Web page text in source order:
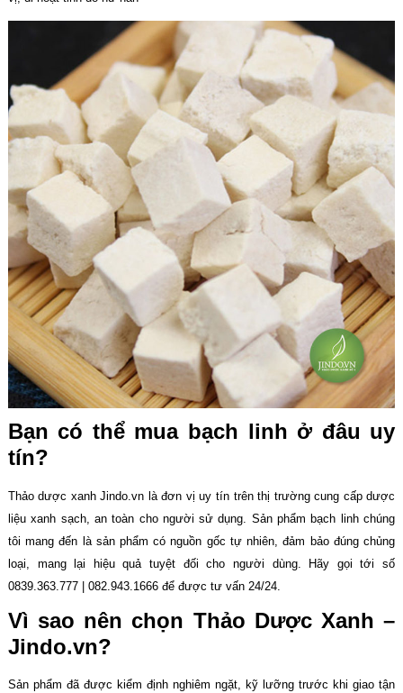
Bạn có thể mua bạch linh ở đâu uy
tín?
Thảo dược xanh Jindo.vn là đơn vị uy tín trên thị trường cung cấp dược
liệu xanh sạch, an toàn cho người sử dụng. Sản phẩm bạch linh chúng
tôi mang đến là sản phẩm có nguồn gốc tự nhiên, đảm bảo đúng chủng
loại, mang lại hiệu quả tuyệt đối cho người dùng. Hãy gọi tới số
0839.363.777 | 082.943.1666 để được tư vấn 24/24.
Vì sao nên chọn Thảo Dược Xanh –
Jindo.vn?
Sản phẩm đã được kiểm định nghiêm ngặt, kỹ lưỡng trước khi giao tận